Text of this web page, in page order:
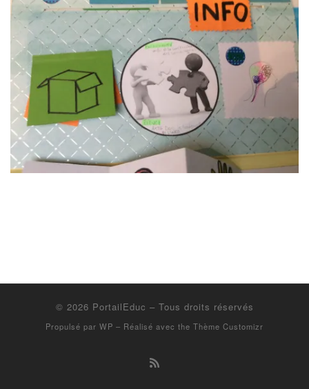
© 2026 PortailEduc – Tous droits réservés
Propulsé par WP – Réalisé avec the Thème Customizr